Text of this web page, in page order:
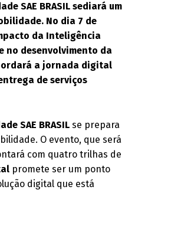
SAE BRASIL sediará um
No dia 7 de
da Inteligência
no desenvolvimento da
a jornada digital
de serviços
SAE BRASIL se prepara
O evento, que será
com quatro trilhas de
promete ser um ponto
digital que está